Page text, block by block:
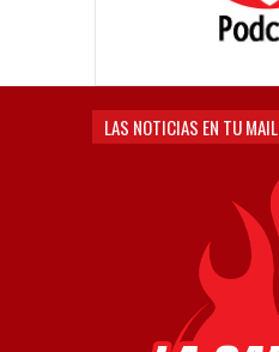
LAS NOTICIAS EN TU MAIL